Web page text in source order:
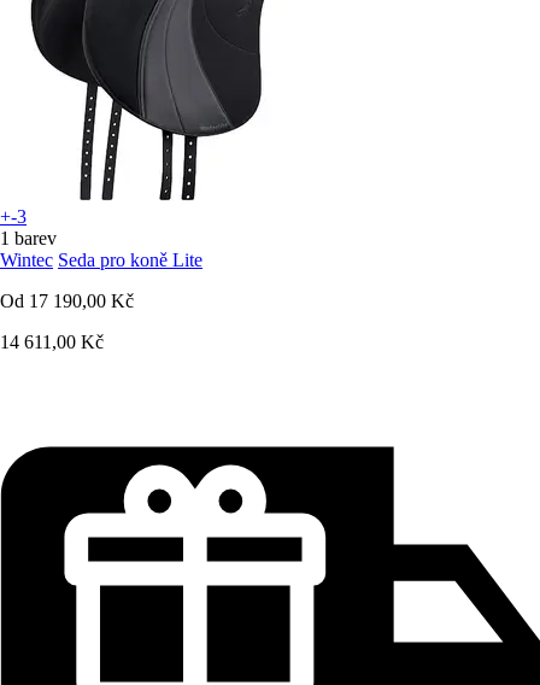
+-3
1 barev
Wintec Seda pro koně Lite
Od 17 190,00 Kč
14 611,00 Kč